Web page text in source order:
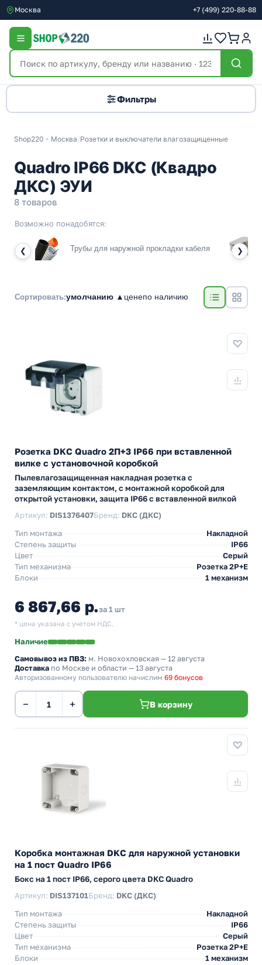
Москва +7 (499) 220-88-88
Фильтры
Shop220 - Москва/Розетки и выключатели влагозащищенные
Quadro IP66 DKC (Квадро
ДКС) ЭУИ
8 товаров
Возможно понадобятся:
❮ Трубы для наружной прокладки кабеля ❯
Сортировать:умолчанию ▲ ценепо наличию
Розетка DKC Quadro 2П+3 IP66 при вставленной
вилке с установочной коробкой
Пылевлагозащищенная накладная розетка с
заземляющим контактом, с монтажной коробкой для
открытой установки, защита IP66 с вставленной вилкой
Артикул: DIS1376407Бренд: DKC (ДКС)
Тип монтажа
Накладной
Степень защиты
IP66
Цвет
Серый
Тип механизма
Розетка 2Р+Е
Блоки
1 механизм
6 867,66 р.за 1 шт
* цена указана с учетом НДС.
Наличие
Самовывоз из ПВЗ: м. Новохохловская — 12 августа
Доставка по Москве и области — 13 августа
Авторизованному пользователю начислим 69 бонусов
− + В корзину
Коробка монтажная DKC для наружной установки
на 1 пост Quadro IP66
Бокс на 1 пост IP66, серого цвета DKC Quadro
Артикул: DIS137101Бренд: DKC (ДКС)
Тип монтажа
Накладной
Степень защиты
IP66
Цвет
Серый
Тип механизма
Розетка 2Р+Е
Блоки
1 механизм